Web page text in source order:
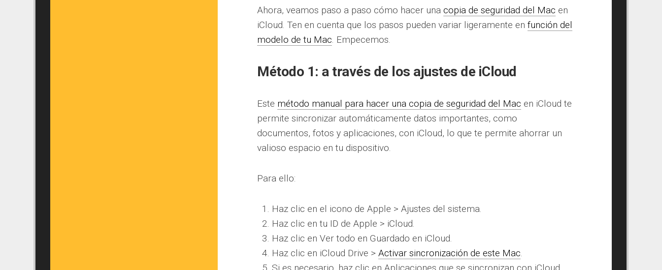
Ahora, veamos paso a paso cómo hacer una copia de seguridad del Mac en
iCloud. Ten en cuenta que los pasos pueden variar ligeramente en función del
modelo de tu Mac. Empecemos.
Método 1: a través de los ajustes de iCloud
Este método manual para hacer una copia de seguridad del Mac en iCloud te
permite sincronizar automáticamente datos importantes, como
documentos, fotos y aplicaciones, con iCloud, lo que te permite ahorrar un
valioso espacio en tu dispositivo.
Para ello:
Haz clic en el icono de Apple > Ajustes del sistema.
Haz clic en tu ID de Apple > iCloud.
Haz clic en Ver todo en Guardado en iCloud.
Haz clic en iCloud Drive > Activar sincronización de este Mac.